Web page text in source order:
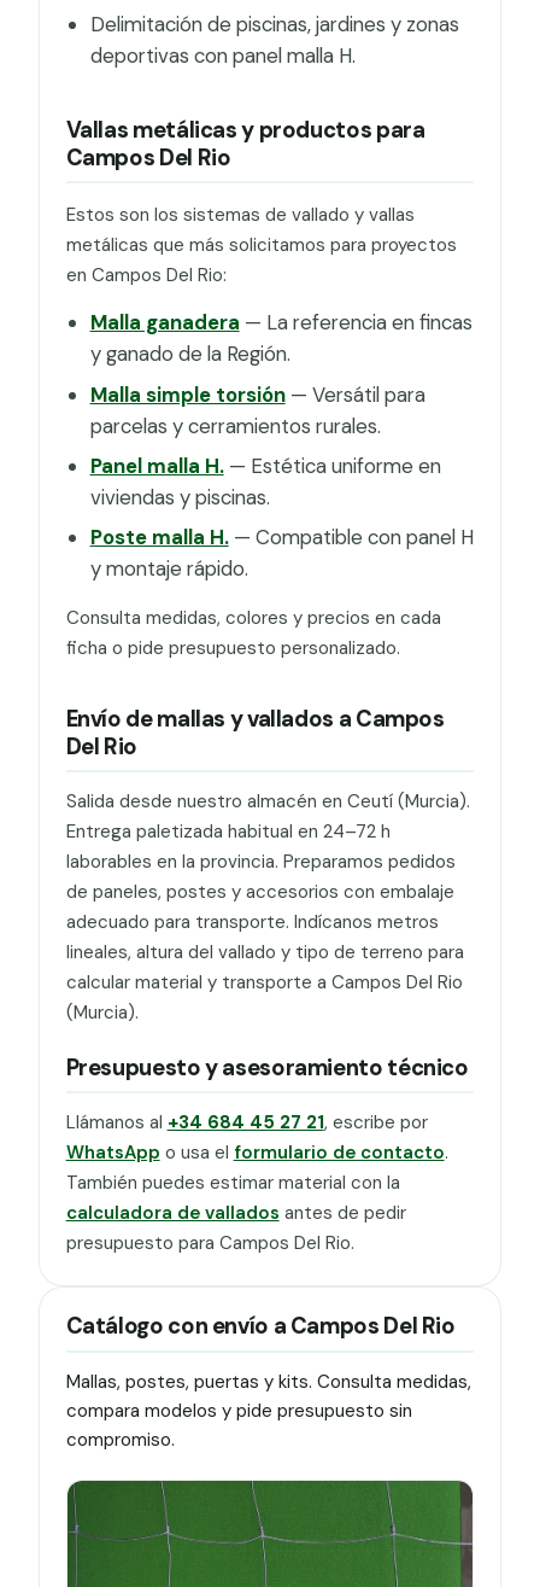
Delimitación de piscinas, jardines y zonas
deportivas con panel malla H.
Vallas metálicas y productos para
Campos Del Rio
Estos son los sistemas de vallado y vallas
metálicas que más solicitamos para proyectos
en Campos Del Rio:
Malla ganadera — La referencia en fincas
y ganado de la Región.
Malla simple torsión— Versátil para
parcelas y cerramientos rurales.
Panel malla H.— Estética uniforme en
viviendas y piscinas.
Poste malla H.— Compatible con panel H
y montaje rápido.
Consulta medidas, colores y precios en cada
ficha o pide presupuesto personalizado.
Envío de mallas y vallados a Campos
Del Rio
Salida desde nuestro almacén en Ceutí (Murcia).
Entrega paletizada habitual en 24–72 h
laborables en la provincia. Preparamos pedidos
de paneles, postes y accesorios con embalaje
adecuado para transporte. Indícanos metros
lineales, altura del vallado y tipo de terreno para
calcular material y transporte a Campos Del Rio
(Murcia).
Presupuesto y asesoramiento técnico
Llámanos al +34 684 45 27 21, escribe por
WhatsApp o usa el formulario de contacto.
También puedes estimar material con la
calculadora de vallados antes de pedir
presupuesto para Campos Del Rio.
Catálogo con envío a Campos Del Rio
Mallas, postes, puertas y kits. Consulta medidas,
compara modelos y pide presupuesto sin
compromiso.